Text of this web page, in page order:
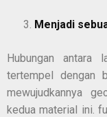
Menjadi
Hubungan antara
tertempel dengan
mewujudkannya
kedua material ini.